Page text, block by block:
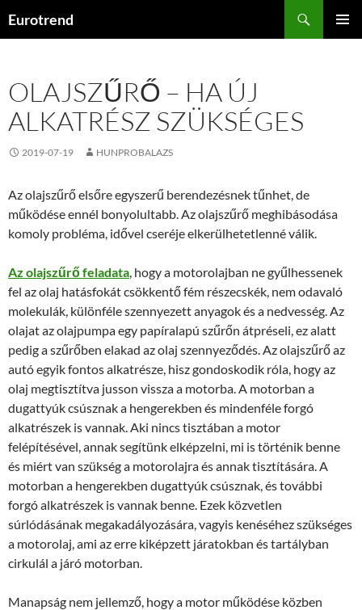
Eurotrend
OLAJSZŰRŐ – HA ÚJ
ALKATRÉSZ SZÜKSÉGES
2019-07-19 HUNPROBALAZS
Az olajszűrő elsőre egyszerű berendezésnek tűnhet, de
működése ennél bonyolultabb. Az olajszűrő meghibásodása
komoly probléma, idővel cseréje elkerülhetetlenné válik.
Az olajszűrő feladata, hogy a motorolajban ne gyűlhessenek
fel az olaj hatásfokát csökkentő fém részecskék, nem odavaló
molekulák, különféle szennyezett anyagok és a nedvesség. Az
olajat az olajpumpa egy papíralapú szűrőn átpréseli, ez alatt
pedig a szűrőben elakad az olaj szennyeződés. Az olajszűrő az
autó egyik fontos alkatrésze, hisz gondoskodik róla, hogy az
olaj megtisztítva jusson vissza a motorba. A motorban a
dugattyúk csúsznak a hengerekben és mindenféle forgó
alkatrészek is vannak. Aki nincs tisztában a motor
felépítésével, annak segítünk elképzelni, mi is történik benne
és miért van szükség a motorolajra és annak tisztítására. A
motorban a hengerekben dugattyúk csúsznak, és további
forgó alkatrészek is vannak benne. Ezek közvetlen
súrlódásának megakadályozására, vagyis kenéséhez szükséges
a motorolaj, ami az erre kiképzett járatokban és tartályban
cirkulál a járó motorban.
Manapság nem jellemző, hogy a motor működése közben